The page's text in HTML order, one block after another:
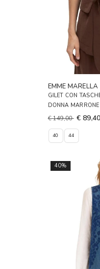
EMME MARELLA
GILET CON
DONNA MARRONE
€ 149,00 € 89,40
40 44
40%